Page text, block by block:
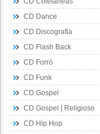
CD Dance
CD Discografia
CD Flash Back
CD Forró
CD Funk
CD Gospel
CD Gospel | Religioso
CD Hip Hop